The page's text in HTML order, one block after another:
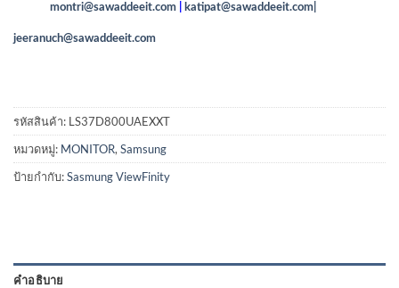
montri@sawaddeeit.com katipat@sawaddeeit.com|
jeeranuch@sawaddeeit.com
รหัสสินค้า: LS37D800UAEXXT
หมวดหมู่: MONITOR, Samsung
ป้ายกำกับ:Sasmung ViewFinity
คำอธิบาย